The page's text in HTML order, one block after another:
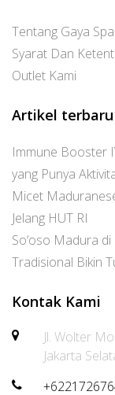
Tentang Gaya Spa
Syarat Dan
Outlet Kami
Artikel terbaru
Immune Booster
yang Punya
Micet
Jelang HUT RI
So’oso Madura
Tradisional Bikin
Kontak Kami
Jl. Wolter
Jakarta